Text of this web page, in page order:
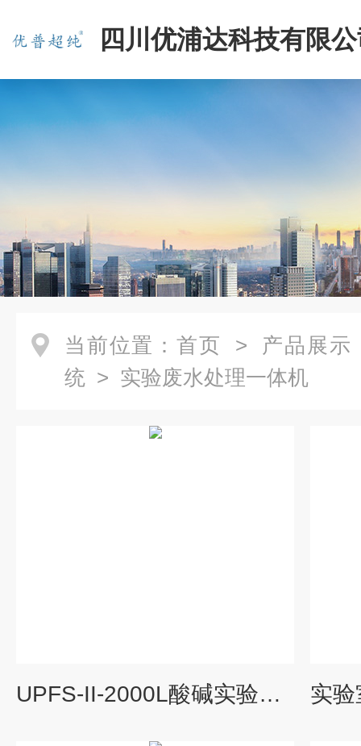
四川优浦达科技有限
当前位置： 首页 > 产品展示
统 > 实验废水处理一体机
UPFS-II-2000L酸碱实验室废水处理设备